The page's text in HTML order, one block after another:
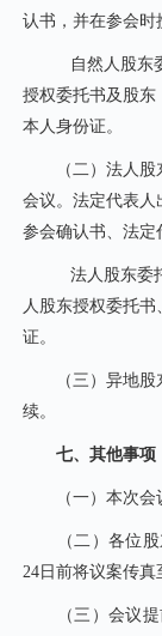
认书，并在参会时
自然人股东委托
授权委托书及股东
本人身份证。
（二）法人股东
会议。法定代表人
参会确认书、法定
法人股东委托
人股东授权委托
证。
（三）异地股东
续。
七、其他事项
（一）本次会议
（二）各位股
24日前将议案传真
（三）会议提